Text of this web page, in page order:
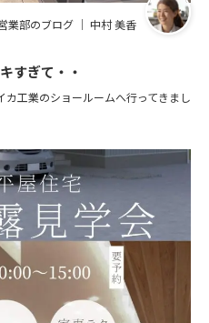
業部のブログ ｜ 中村 美香
すぎて・・
カ工業のショールームへ行ってきまし